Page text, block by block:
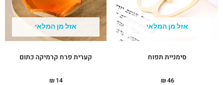
אזל מן המלאי
סימניית תפוח
₪46
אזל מן המלאי
קערית פרח קרמיקה כתום
₪ 14